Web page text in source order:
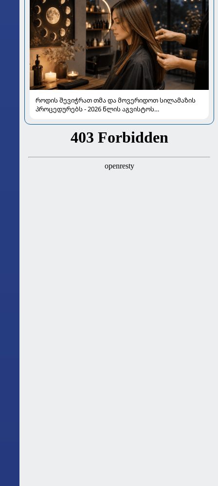
როდის შევიჭრათ თმა და მოვერიდოთ სილამაზის
პროცედურებს - 2026 წლის აგვისტოს